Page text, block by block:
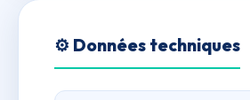
⚙️ Données techniques